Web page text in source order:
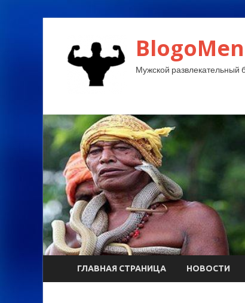
Мужской развлекательный
ГЛАВНАЯ СТРАНИЦА НОВОСТИ